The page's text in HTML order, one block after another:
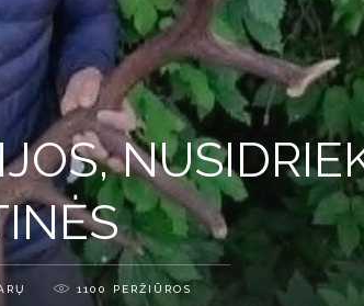
1100 PERŽIŪROS